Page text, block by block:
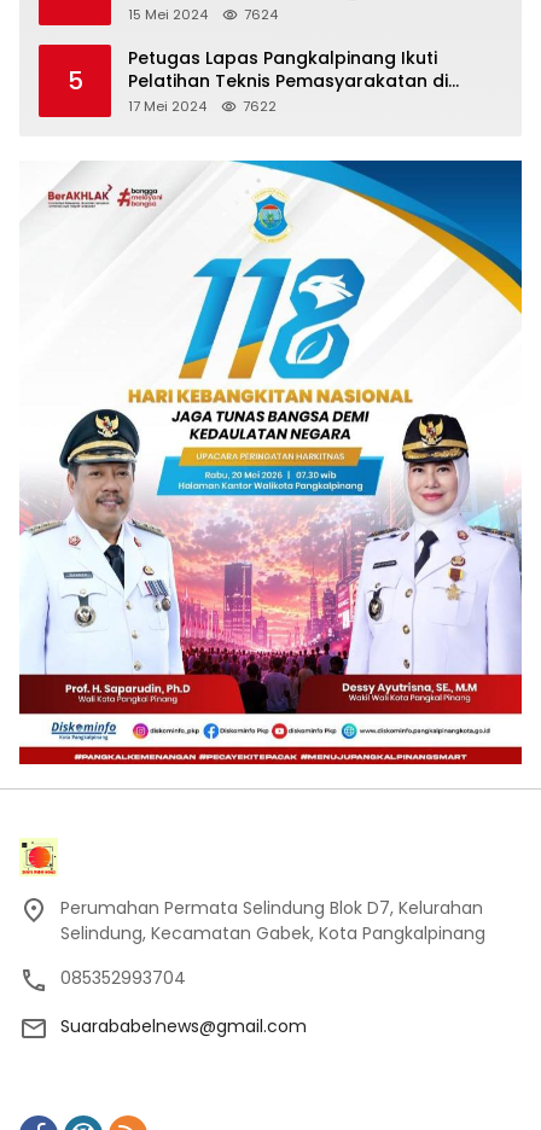
15 Mei 2024 7624
5
Petugas Lapas Pangkalpinang Ikuti
Pelatihan Teknis Pemasyarakatan di
Batam
17 Mei 2024 7622
Perumahan Permata Selindung Blok D7, Kelurahan
Selindung, Kecamatan Gabek, Kota Pangkalpinang
085352993704
Suarababelnews@gmail.com